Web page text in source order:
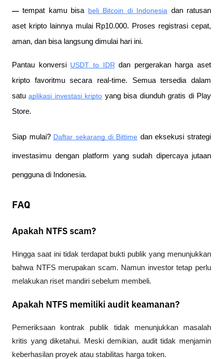
— tempat kamu bisa beli Bitcoin di Indonesia dan ratusan
aset kripto lainnya mulai Rp10.000. Proses registrasi cepat,
aman, dan bisa langsung dimulai hari ini.
Pantau konversi USDT to IDR dan pergerakan harga aset
kripto favoritmu secara real-time. Semua tersedia dalam
satu aplikasi investasi kripto yang bisa diunduh gratis di Play
Store.
Siap mulai? Daftar sekarang di Bittime dan eksekusi strategi
investasimu dengan platform yang sudah dipercaya jutaan
pengguna di Indonesia.
FAQ
Apakah NTFS scam?
Hingga saat ini tidak terdapat bukti publik yang menunjukkan
bahwa NTFS merupakan scam. Namun investor tetap perlu
melakukan riset mandiri sebelum membeli.
Apakah NTFS memiliki audit keamanan?
Pemeriksaan kontrak publik tidak menunjukkan masalah
kritis yang diketahui. Meski demikian, audit tidak menjamin
keberhasilan proyek atau stabilitas harga token.